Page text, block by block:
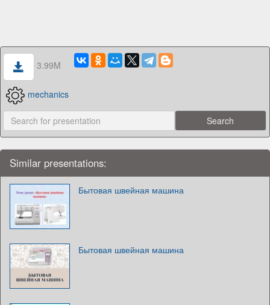
3.99M
mechanics
Similar presentations:
Бытовая швейная машина
Бытовая швейная машина